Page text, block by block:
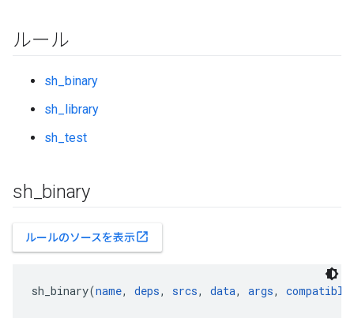
ルール
sh_binary
sh_library
sh_test
sh binary
ルールのソースを表示open_in_new
sh_binary(name, deps, srcs, data, args,